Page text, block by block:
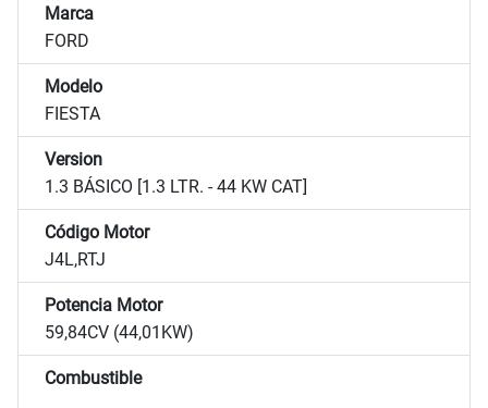
Marca
FORD
Modelo
FIESTA
Version
1.3 BÁSICO [1.3 LTR. - 44 KW CAT]
Código Motor
J4L,RTJ
Potencia Motor
59,84CV (44,01KW)
Combustible